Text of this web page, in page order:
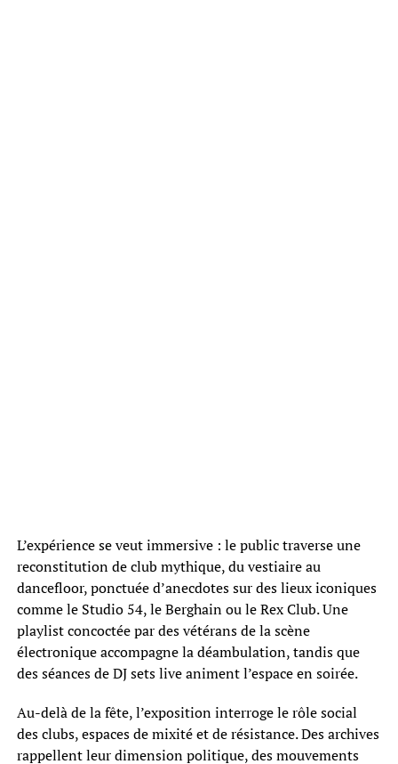
L’expérience se veut immersive : le public traverse une
reconstitution de club mythique, du vestiaire au
dancefloor, ponctuée d’anecdotes sur des lieux iconiques
comme le Studio 54, le Berghain ou le Rex Club. Une
playlist concoctée par des vétérans de la scène
électronique accompagne la déambulation, tandis que
des séances de DJ sets live animent l’espace en soirée.
Au-delà de la fête, l’exposition interroge le rôle social
des clubs, espaces de mixité et de résistance. Des archives
rappellent leur dimension politique, des mouvements